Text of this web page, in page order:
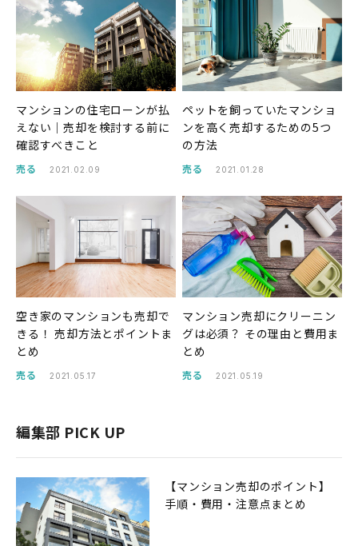
マンションの住宅ローンが払
えない｜売却を検討する前に
確認すべきこと
売る 2021.02.09
ペットを飼っていたマンショ
ンを高く売却するための5つ
の方法
売る 2021.01.28
空き家のマンションも売却で
きる！ 売却方法とポイントま
とめ
売る 2021.05.17
マンション売却にクリーニン
グは必須？ その理由と費用ま
とめ
売る 2021.05.19
編集部 PICK UP
【マンション売却のポイント】
手順・費用・注意点まとめ